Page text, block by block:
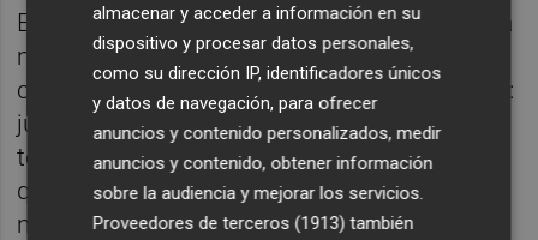
Esta forma de intervenir le lleva, de la misma
manera, a comprender los juegos
comunales que pierden a la sociedad entera:
juegos de cartas, fútbol, quién es quién…
todos estos elementos son los que hacen
que nos situemos al mismo tiempo en el
momento que estamos viviendo: “Todos los
almacenar y acceder a información en su
dispositivo y procesar datos personales,
como su dirección IP, identificadores únicos
y datos de navegación, para ofrecer
anuncios y contenido personalizados, medir
anuncios y contenido, obtener información
sobre la audiencia y mejorar los servicios.
Proveedores de terceros (1913) también